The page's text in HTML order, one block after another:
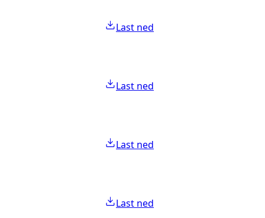
Last ned
Last ned
Last ned
Last ned